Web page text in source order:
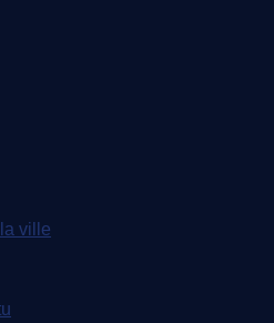
ville